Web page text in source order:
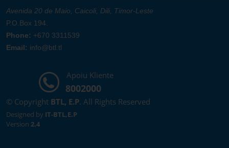
Avenida 20 de Maio, Caicoli, Dili, Timor-Leste
P.O.Box 194.
Phone: +670 3311539
Email: info@btl.tl
Apoiu Kliente
8002000
© Copyright BTL, E.P. All Rights Reserved
Designed by IT-BTL,E.P
Version 2.4